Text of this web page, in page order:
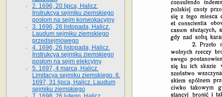
2. 1696, 20 lipca, Halicz.
Instrukcya sejmiku ziemskiego
posłom na sejm konwokacyjny
3. 1696, 26 listopada, Halicz.
Laudum sejmiku ziemskiego
przedsejmowego
4. 1696, 26 listopada, Halicz.
Instrukcya sejmiku ziemskiego
posłom na sejm elekcyjny
5. 1697, 4 marca, Halicz.
Limitacya sejmiku ziemskiego. 6.
1697, 31 lipca, Halicz. Laudum
sejmiku ziemskiego